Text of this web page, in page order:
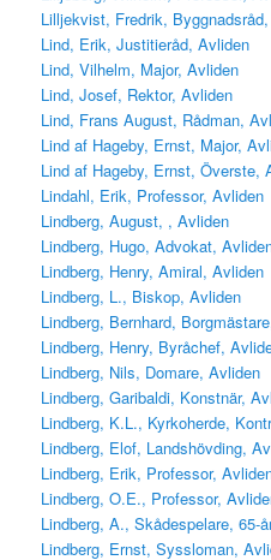
Lilljekvist, Fredrik,
Lind, Erik, Justitieråd, Avliden
Lind, Vilhelm, Major, Avliden
Lind, Josef, Rektor, Avliden
Lind, Frans August, Rådman,
Lind af Hageby, Ernst, Major,
Lind af Hageby, Ernst, Överste,
Lindahl, Erik, Professor, Avliden
Lindberg, August, , Avliden
Lindberg, Hugo, Advokat,
Lindberg, Henry, Amiral, Avliden
Lindberg, L., Biskop, Avliden
Lindberg, Bernhard,
Lindberg, Henry, Byråchef,
Lindberg, Nils, Domare, Avliden
Lindberg, Garibaldi, Konstnär,
Lindberg, K.L., Kyrkoherde,
Lindberg, Elof, Landshövding,
Lindberg, Erik, Professor,
Lindberg, O.E., Professor,
Lindberg, A., Skådespelare, 65-
Lindberg, Ernst, Syssloman,